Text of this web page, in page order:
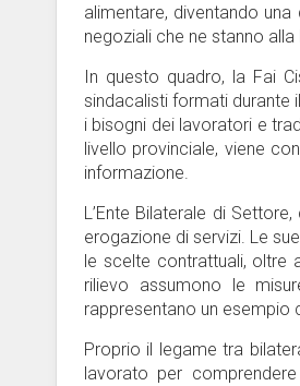
alimentare, diventando
negoziali che ne stanno
In questo quadro, la Fai
sindacalisti formati durante
i bisogni dei lavoratori e
livello provinciale, viene
informazione.
L’Ente Bilaterale di
erogazione di servizi. Le
le scelte contrattuali, oltre
rilievo assumono le
rappresentano un
Proprio il legame tra
lavorato per